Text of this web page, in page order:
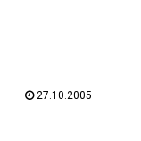
27.10.2005